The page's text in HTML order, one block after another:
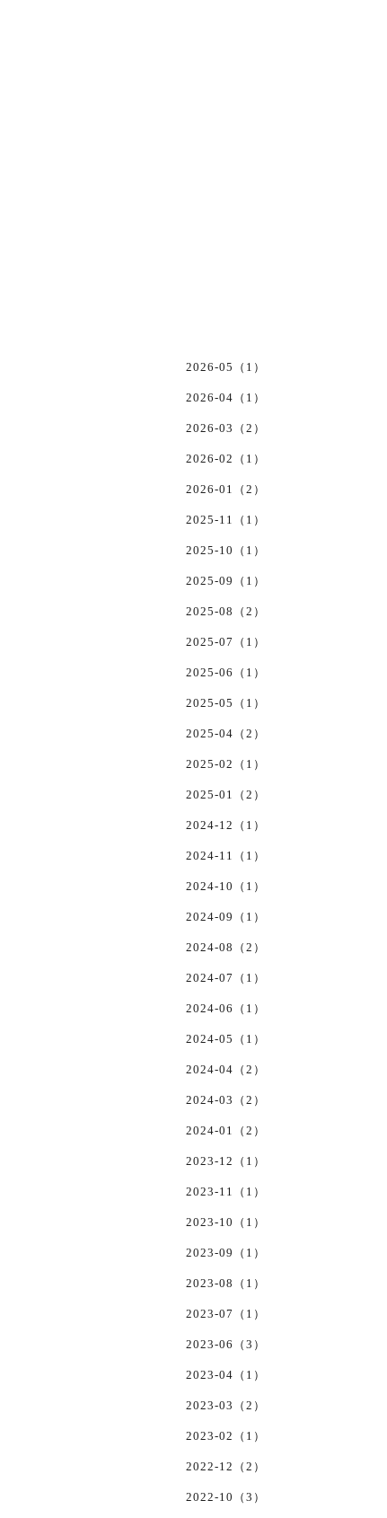
2026-05（1）
2026-04（1）
2026-03（2）
2026-02（1）
2026-01（2）
2025-11（1）
2025-10（1）
2025-09（1）
2025-08（2）
2025-07（1）
2025-06（1）
2025-05（1）
2025-04（2）
2025-02（1）
2025-01（2）
2024-12（1）
2024-11（1）
2024-10（1）
2024-09（1）
2024-08（2）
2024-07（1）
2024-06（1）
2024-05（1）
2024-04（2）
2024-03（2）
2024-01（2）
2023-12（1）
2023-11（1）
2023-10（1）
2023-09（1）
2023-08（1）
2023-07（1）
2023-06（3）
2023-04（1）
2023-03（2）
2023-02（1）
2022-12（2）
2022-10（3）